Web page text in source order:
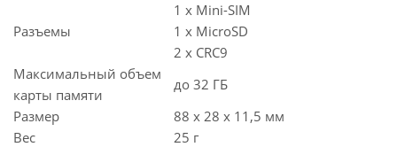
Разъемы
1 x Mini-SIM
1 x MicroSD
2 x CRC9
Максимальный объем
карты памяти
до 32 ГБ
Размер
88 x 28 x 11,5 мм
Вес
25 г